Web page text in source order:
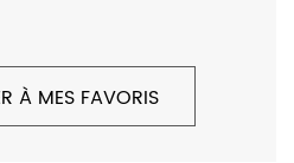
et dans toute l'Europe. Frais
À MES FAVORIS